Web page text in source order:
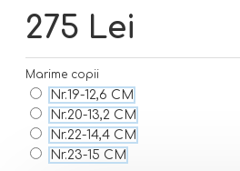
275 Lei
Marime copii
Nr.19-12,6 CM
Nr.20-13,2 CM
Nr.22-14,4 CM
Nr.23-15 CM